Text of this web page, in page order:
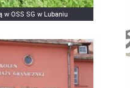
w OSS SG w Lubaniu